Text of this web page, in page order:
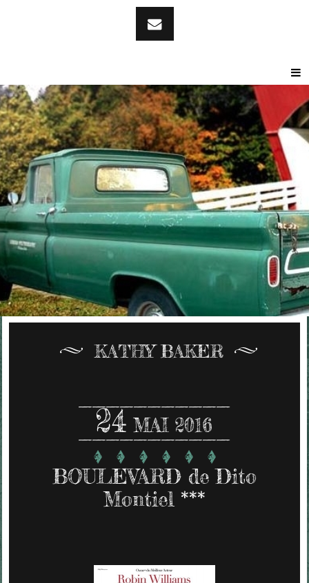
KATHY BAKER
24 MAI 2016
BOULEVARD de Dito
Montiel ***